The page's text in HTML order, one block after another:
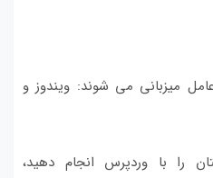
میزبانی می شوند: ویندوز و
را با وردپرس انجام دهید،